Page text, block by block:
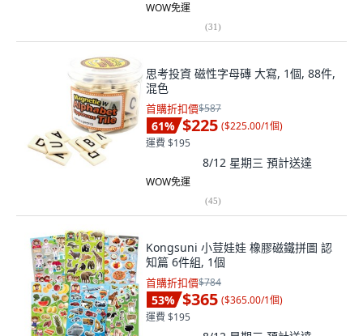
WOW免運
(31)
思考投資 磁性字母磚 大寫, 1個, 88件,
混色
首購折扣價$587
61% $225 ($225.00/1個)
運費 $195
8/12 星期三 預計送達
WOW免運
(45)
Kongsuni 小荳娃娃 橡膠磁鐵拼圖 認
知篇 6件組, 1個
首購折扣價$784
53% $365 ($365.00/1個)
運費 $195